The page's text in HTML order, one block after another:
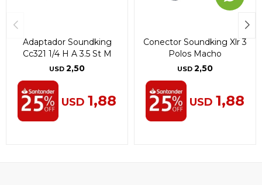
Adaptador Soundking
Cc321 1/4 H A 3.5 St M
USD 2,50
USD 1,88
Conector Soundking Xlr 3
Polos Macho
USD 2,50
USD 1,88